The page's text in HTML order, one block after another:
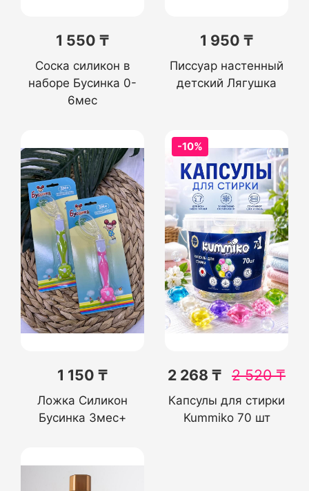
1 550 ₸
Соска силикон в
наборе Бусинка 0-
6мес
1 950 ₸
Писсуар настенный
детский Лягушка
1 150 ₸
Ложка Силикон
Бусинка 3мес+
-10%
2 268 ₸ 2 520₸
Капсулы для стирки
Kummiko 70 шт